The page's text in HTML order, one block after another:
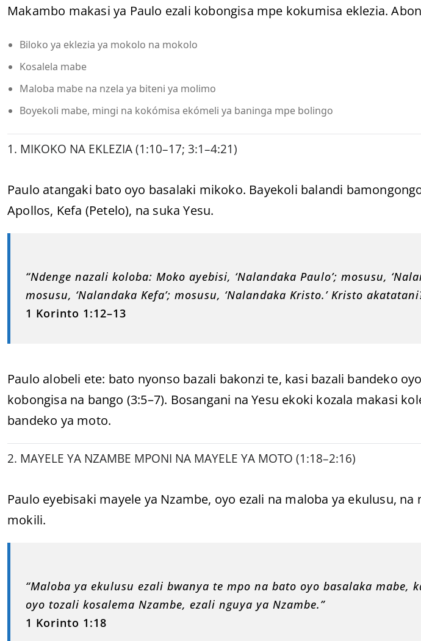
Makambo makasi ya Paulo ezali kobongisa mpe kokumisa eklezia.
Biloko ya eklezia ya mokolo na mokolo
Kosalela mabe
Maloba mabe na nzela ya biteni ya molimo
Boyekoli mabe, mingi na kokómisa ekómeli ya baninga mpe bolingo
1. MIKOKO NA EKLEZIA (1:10–17; 3:1–4:21)
Paulo atangaki bato oyo basalaki mikoko. Bayekoli balandi
Apollos, Kefa (Petelo), na suka Yesu.
“Ndenge nazali koloba: Moko ayebisi, ‘Nalandaka Paulo’; mosusu,
mosusu, ‘Nalandaka Kefa’; mosusu, ‘Nalandaka Kristo.’ Kristo
1 Korinto 1:12–13
Paulo alobeli ete: bato nyonso bazali bakonzi te, kasi bazali bandeko
kobongisa na bango (3:5–7). Bosangani na Yesu ekoki kozala makasi
bandeko ya moto.
2. MAYELE YA NZAMBE MPONI NA MAYELE YA MOTO (1:18–2:16)
Paulo eyebisaki mayele ya Nzambe, oyo ezali na maloba ya ekulusu, na
mokili.
“Maloba ya ekulusu ezali bwanya te mpo na bato oyo basalaka mabe,
oyo tozali kosalema Nzambe, ezali nguya ya Nzambe.”
1 Korinto 1:18